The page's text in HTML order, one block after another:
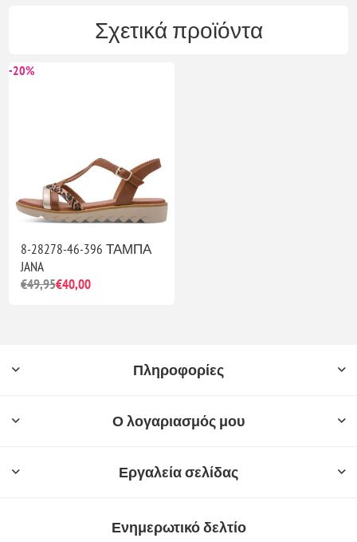
Σχετικά προϊόντα
-20%
8-28278-46-396 ΤΑΜΠΑ
JANA
€49,95€40,00
Πληροφορίες
Ο λογαριασμός μου
Εργαλεία σελίδας
Ενημερωτικό δελτίο